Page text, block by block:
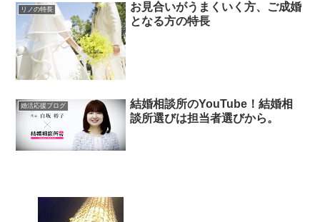
リノの特長
お見合いがうまくいく方、ご成婚
となる方の特長
婚活応援ブログ
結婚相談所のYouTube！結婚相
談所選びは担当者選びから。